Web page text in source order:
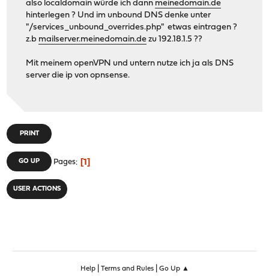
also localdomain würde ich dann meinedomain.de
hinterlegen ? Und im unbound DNS denke unter
"/services_unbound_overrides.php" etwas eintragen ?
z.b mailserver.meinedomain.de zu 192.18.1.5 ??
Mit meinem openVPN und untern nutze ich ja als DNS
server die ip von opnsense.
PRINT
GO UP Pages 1
USER ACTIONS
Help| Terms and Rules| Go Up ▲